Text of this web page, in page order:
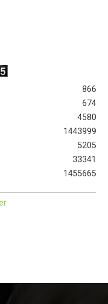
866
674
4580
1443999
5205
33341
1455665